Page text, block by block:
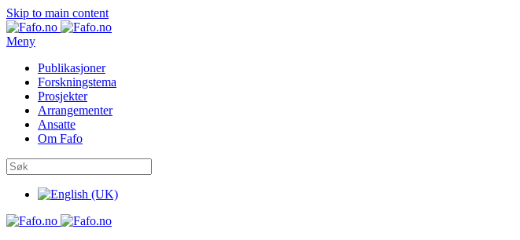
Skip to main content
Meny
Publikasjoner
Forskningstema
Prosjekter
Arrangementer
Ansatte
Om Fafo